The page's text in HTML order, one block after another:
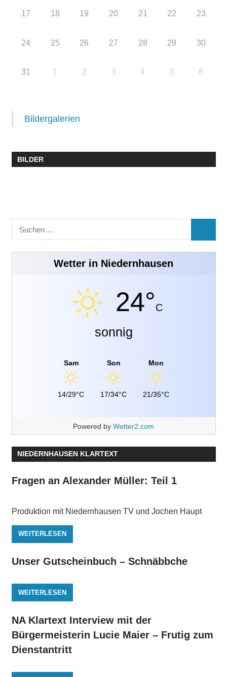
17 18 19 20 21 22 23
24 25 26 27 28 29 30
31 1 2 3 4 5 6
Bildergalerien
BILDER
Suchen
nach:
Wetter in Niedernhausen
24°C
sonnig
Sam
14/29°C
Son
17/34°C
Mon
21/35°C
Powered by Wetter2.com
NIEDERNHAUSEN KLARTEXT
Fragen an Alexander Müller: Teil 1
Produktion mit Niedernhausen TV und Jochen Haupt
WEITERLESEN
Unser Gutscheinbuch – Schnäbbche
WEITERLESEN
NA Klartext Interview mit der
Bürgermeisterin Lucie Maier – Frutig zum
Dienstantritt